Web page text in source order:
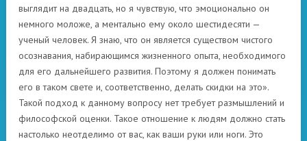
выглядит на двадцать, но я чувствую, что эмоционально он
немного моложе, а ментально ему около шестидесяти —
ученый человек. Я знаю, что он является существом чистого
осознавания, набирающимся жизненного опыта, необходимого
для его дальнейшего развития. Поэтому я должен понимать
его в таком свете и, соответственно, делать скидки на это».
Такой подход к данному вопросу нет требует размышлений и
философской оценки. Такое отношение к людям должно стать
настолько неотделимо от вас, как ваши руки или ноги. Это